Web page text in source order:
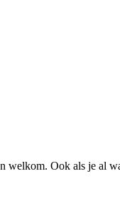
welkom. Ook als je al